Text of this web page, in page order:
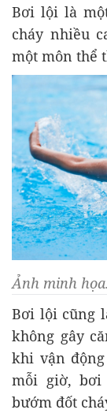
Bơi lội là
cháy nhiều
một môn thể
Ảnh minh
Bơi lội cũng
không gây
khi vận
mỗi giờ, bơi
bướm đốt